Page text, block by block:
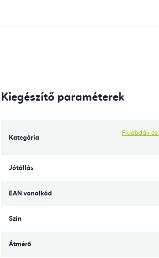
Kiegészítő paraméterek
Kategória
Fitlabdák
Jótállás
EAN vonalkód
Szín
Átmérő